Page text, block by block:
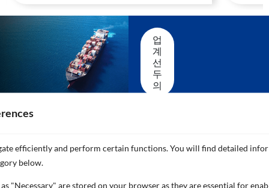
efficiently and perform certain functions. You will find detailed
below.
"Necessary" are stored on your browser as they are essential for
업
계
선
두
의
지원
을 수 있는 우리의 글로벌 네